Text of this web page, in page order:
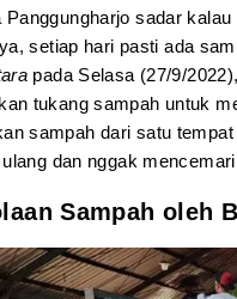
Panggungharjo sadar
setiap hari pasti ada
pada Selasa (27/9/
tukang sampah untuk
sampah dari satu
dan nggak
Sampah oleh